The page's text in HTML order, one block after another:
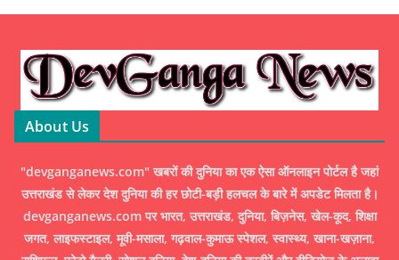
About Us
"devganganews.com" खबरों की दुनिया का एक ऐसा ऑनलाइन पोर्टल है जहां
उत्तराखंड से लेकर देश दुनिया की हर छोटी-बड़ी हलचल के बारे में अपडेट मिलता है।
devganganews.com पर भारत, उत्तराखंड, दुनिया, बिज़नेस, खेल-कूद, शिक्षा
जगत, लाइफस्टाइल, मूवी-मसाला, गढ़वाल-कुमाऊ स्पेशल, स्वास्थ्य, खाना-खज़ाना,